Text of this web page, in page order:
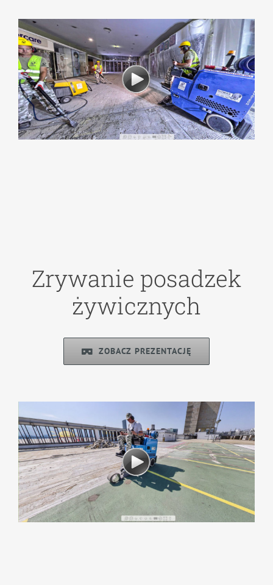
Zrywanie posadzek
żywicznych
ZOBACZ PREZENTACJĘ